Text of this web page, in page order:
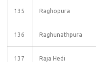
135 Raghopura
136 Raghunathpura
137 Raja Hedi